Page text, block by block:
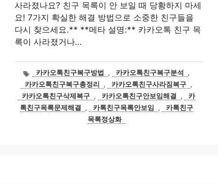
사라졌나요? 친구 목록이 안 보일 때 당황하지 마세
요! 7가지 확실한 해결 방법으로 소중한 친구들을
다시 찾으세요.** **메타 설명:** 카카오톡 친구 목
록이 사라졌거나…
태
그
카카오톡친구복구방법 , 카카오톡친구복구분석
,
카카오톡친구복구총정리
, 카카오톡친구사라짐복구 ,
카카오톡친구삭제복구 , 카카오톡친구안보임해결 ,
카
톡친구목록문제해결
, 카톡친구목록안보임 ,
카톡친구
목록정상화